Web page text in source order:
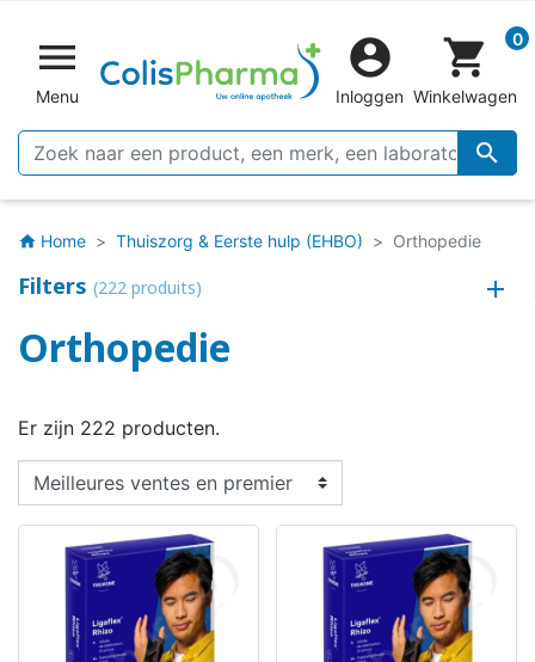

Menu


Inloggen
shopping_cart 0
Winkelwagen
home Home Thuiszorg & Eerste hulp (EHBO) Orthopedie
Filters (222 produits)
Orthopedie
Er zijn 222 producten.